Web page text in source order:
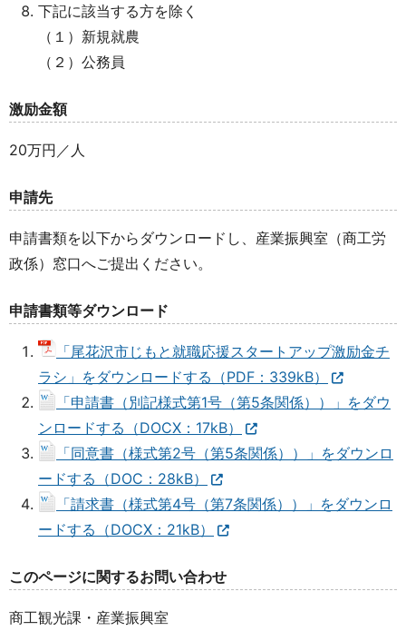
下記に該当する方を除く
（１）新規就農
（２）公務員
激励金額
20万円／人
申請先
申請書類を以下からダウンロードし、産業振興室（商工労
政係）窓口へご提出ください。
申請書類等ダウンロード
「尾花沢市じもと就職応援スタートアップ激励金チ
ラシ」をダウンロードする（PDF：339kB）
「申請書（別記様式第1号（第5条関係））」をダウ
ンロードする（DOCX：17kB）
「同意書（様式第2号（第5条関係））」をダウンロ
ードする（DOC：28kB）
「請求書（様式第4号（第7条関係））」をダウンロ
ードする（DOCX：21kB）
このページに関するお問い合わせ
商工観光課・産業振興室